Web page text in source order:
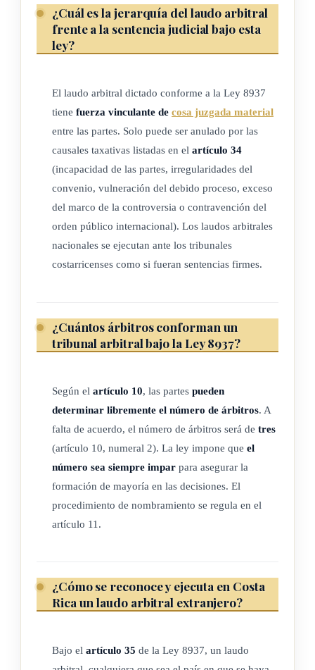
ARTÍCULO 2
Definiciones y reglas de interpretación.
a) Arbitraje: significa cualquier arbitraje con independencia
de que sea o no una institución arbitral permanente la que
haya de ejercitarlo.
b) Tribunal arbitral: significa tanto un solo árbitro como una
pluralidad de árbitros
d) Cuando una disposición de la presente ley, excepto el
autorizar a un tercero, incluida una institución, a que
adopte esa decisión.
arbitraje mencionadas en él.
f) Cuando una disposición de la presente ley, excepto el
apartado a) del artículo 25 y el apartado a) del párrafo 2)
del artículo 32, se refiera a una demanda, se aplicará
reconvención.
g) La expresión "comercial" deberá interpretarse de una
plantean en todas las relaciones de índole comercial,
contractuales o no. Las relaciones de índole comercial
¿Cuál es la jerarquía del laudo arbitral
frente a la sentencia judicial bajo esta
ley?
El laudo arbitral dictado conforme a la Ley 8937
tiene fuerza vinculante de cosa juzgada material
entre las partes. Solo puede ser anulado por las
causales taxativas listadas en el artículo 34
(incapacidad de las partes, irregularidades del
convenio, vulneración del debido proceso, exceso
del marco de la controversia o contravención del
orden público internacional). Los laudos arbitrales
nacionales se ejecutan ante los tribunales
costarricenses como si fueran sentencias firmes.
¿Cuántos árbitros conforman un
tribunal arbitral bajo la Ley 8937?
Según el artículo 10, las partes pueden
determinar libremente el número de árbitros. A
falta de acuerdo, el número de árbitros será de tres
(artículo 10, numeral 2). La ley impone que el
número sea siempre impar para asegurar la
formación de mayoría en las decisiones. El
procedimiento de nombramiento se regula en el
artículo 11.
¿Cómo se reconoce y ejecuta en Costa
Rica un laudo arbitral extranjero?
Bajo el artículo 35 de la Ley 8937, un laudo